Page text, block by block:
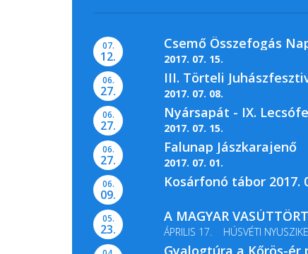
07.
12.
Csemő Összefogás
2017. 07. 15.
06.
27.
III. Törteli
2017. 07. 08.
06.
27.
Nyársapát - IX.
2017. 07. 15.
06.
27.
Falunap Jászkarajenő
2017. 07. 01.
06.
09.
Kosárfonó tábor 2017.
05.
23.
A MAGYAR
ÁPRILIS 17. HÚSVÉTI
MÁJUS 13-14.
Gyalogtúra a Kőrös-ér